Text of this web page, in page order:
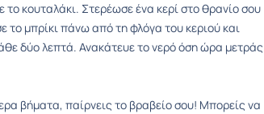
κουταλάκι. Στερέωσε ένα κερί στο θρανίο σου
το μπρίκι πάνω από τη φλόγα του κεριού και
δύο λεπτά. Ανακάτευε το νερό όση ώρα μετράς
βήματα, παίρνεις το βραβείο σου! Μπορείς να